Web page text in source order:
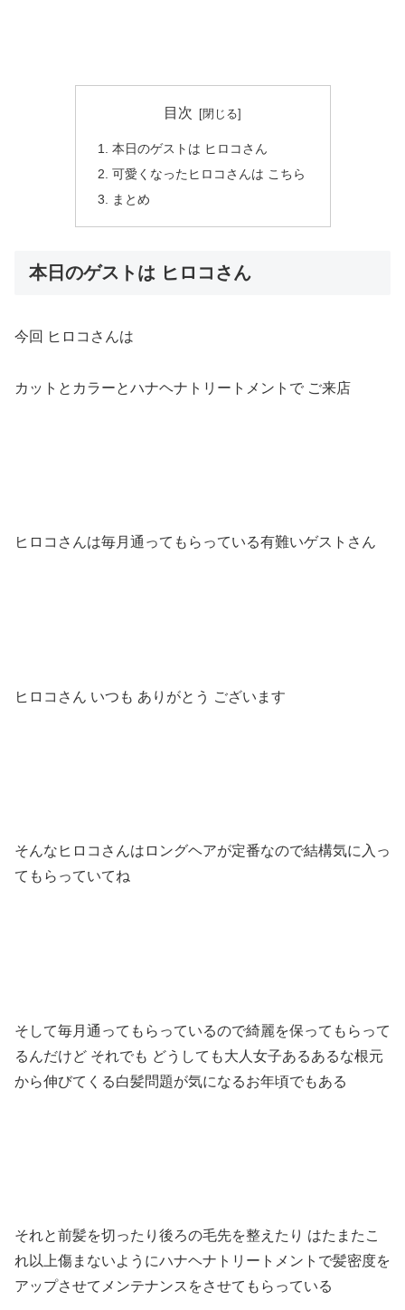
目次
本日のゲストは ヒロコさん
可愛くなったヒロコさんは こちら
まとめ
本日のゲストは ヒロコさん
今回 ヒロコさんは
カットとカラーとハナヘナトリートメントで ご来店
ヒロコさんは毎月通ってもらっている有難いゲストさん
ヒロコさん いつも ありがとう ございます
そんなヒロコさんはロングヘアが定番なので結構気に入っ
てもらっていてね
そして毎月通ってもらっているので綺麗を保ってもらって
るんだけど それでも どうしても大人女子あるあるな根元
から伸びてくる白髪問題が気になるお年頃でもある
それと前髪を切ったり後ろの毛先を整えたり はたまたこ
れ以上傷まないようにハナヘナトリートメントで髪密度を
アップさせてメンテナンスをさせてもらっている